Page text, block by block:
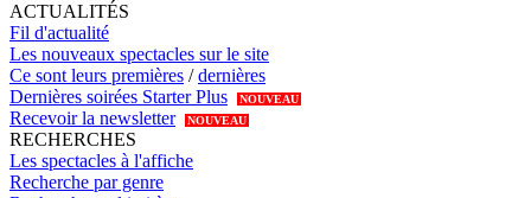
ACTUALITÉS
Fil d'actualité
Les nouveaux spectacles sur le site
Ce sont leurs premières /dernières
Dernières soirées Starter Plus
NOUVEAU
Recevoir la newsletter NOUVEAU
RECHERCHES
Les spectacles à l'affiche
Recherche par genre